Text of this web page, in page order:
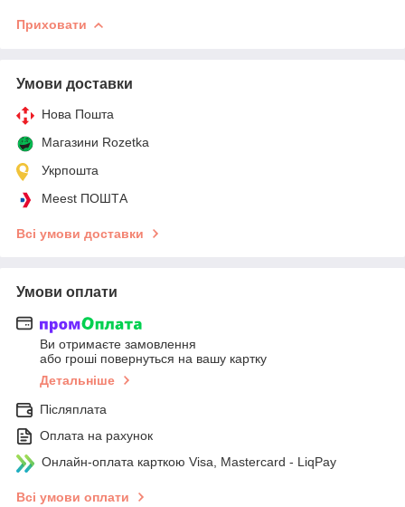
Приховати
Умови доставки
Нова Пошта
Магазини Rozetka
Укрпошта
Meest ПОШТА
Всі умови доставки
Умови оплати
Ви отримаєте замовлення
або гроші повернуться на вашу картку
Детальніше
Післяплата
Оплата на рахунок
Онлайн-оплата карткою Visa, Mastercard - LiqPay
Всі умови оплати